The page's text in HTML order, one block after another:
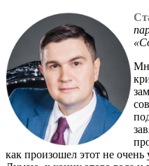
как произошел этот не